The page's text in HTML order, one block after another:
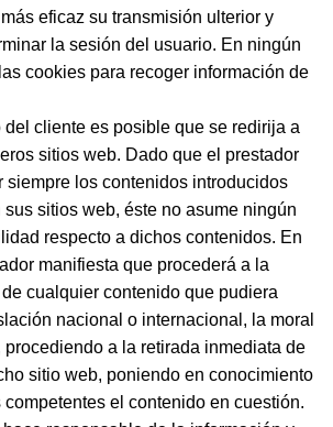
eficaz su transmisión ulterior y
la sesión del usuario. En ningún
cookies para recoger información de
del cliente es posible que se redirija a
sitios web. Dado que el prestador
siempre los contenidos introducidos
sus sitios web, éste no asume ningún
respecto a dichos contenidos. En
manifiesta que procederá a la
cualquier contenido que pudiera
nacional o internacional, la moral
a la retirada inmediata de
sitio web, poniendo en conocimiento
el contenido en cuestión.